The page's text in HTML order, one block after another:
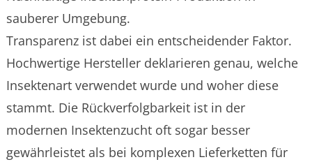
sauberer Umgebung.
Transparenz ist dabei ein entscheidender Faktor.
Hochwertige Hersteller deklarieren genau, welche
Insektenart verwendet wurde und woher diese
stammt. Die Rückverfolgbarkeit ist in der
modernen Insektenzucht oft sogar besser
gewährleistet als bei komplexen Lieferketten für